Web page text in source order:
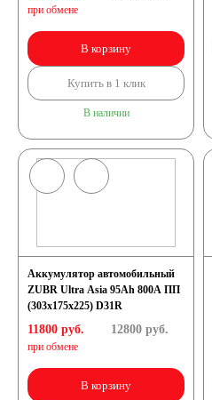
при обмене
В корзину
Купить в 1 клик
В наличии
Аккумулятор автомобильный
ZUBR Ultra Asia 95Ah 800A ПП
(303x175x225) D31R
11800 руб.
при обмене
12800руб.
В корзину